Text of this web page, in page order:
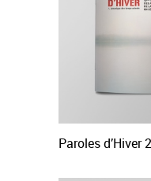
Paroles d’Hiver